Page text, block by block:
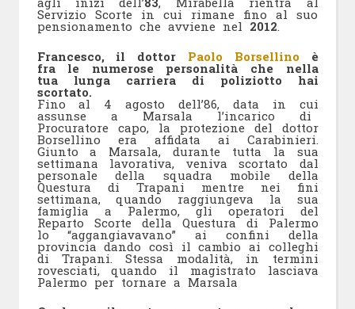
Servizio Scorte in cui rimane fino al suo
pensionamento che avviene nel 2012.
Francesco, il dottor Paolo Borsellino è
fra le numerose personalità che nella
tua lunga carriera di poliziotto hai
scortato.
Fino al 4 agosto dell’86, data in cui
assunse a Marsala l’incarico di
Procuratore capo, la protezione del dottor
Borsellino era affidata ai Carabinieri.
Giunto a Marsala, durante tutta la sua
settimana lavorativa, veniva scortato dal
personale della squadra mobile della
Questura di Trapani mentre nei fini
settimana, quando raggiungeva la sua
famiglia a Palermo, gli operatori del
Reparto Scorte della Questura di Palermo
lo “aggangiavavano” ai confini della
provincia dando così il cambio ai colleghi
di Trapani. Stessa modalità, in termini
rovesciati, quando il magistrato lasciava
Palermo per tornare a Marsala